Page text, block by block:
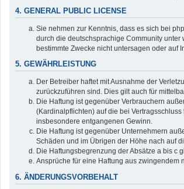
4. GENERAL PUBLIC LICENSE
Sie nehmen zur Kenntnis, dass es sich bei
durch die deutschsprachige Community
bestimmte Zwecke nicht untersagen oder auf
5. GEWÄHRLEISTUNG
Der Betreiber haftet mit Ausnahme der
zurückzuführen sind. Dies gilt auch für
Die Haftung ist gegenüber Verbrauchern
(Kardinalpflichten) auf die bei
insbesondere entgangenen Gewinn.
Die Haftung ist gegenüber Unternehmern
Schäden und im Übrigen der Höhe nach auf
Die Haftungsbegrenzung der Absätze a bis c
Ansprüche für eine Haftung aus zwingendem
6. ÄNDERUNGSVORBEHALT